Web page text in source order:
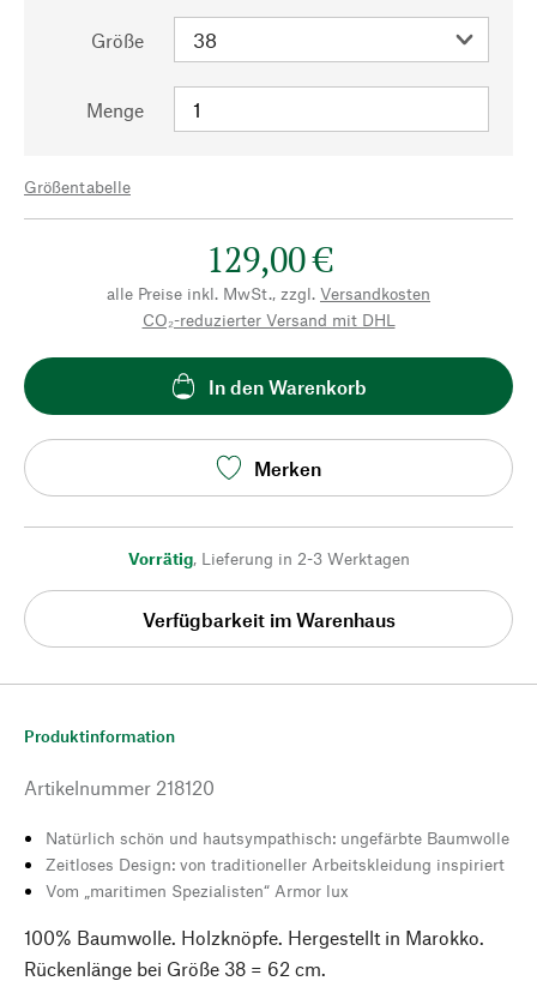
Größe
Menge
Größentabelle
129,00 €
alle Preise inkl. MwSt., zzgl. Versandkosten
CO₂-reduzierter Versand mit DHL
In den Warenkorb
Merken
Vorrätig, Lieferung in 2-3 Werktagen
Verfügbarkeit im Warenhaus
Produktinformation
Artikelnummer 218120
Natürlich schön und hautsympathisch: ungefärbte Baumwolle
Zeitloses Design: von traditioneller Arbeitskleidung inspiriert
Vom „maritimen Spezialisten“ Armor lux
100% Baumwolle. Holzknöpfe. Hergestellt in Marokko.
Rückenlänge bei Größe 38 = 62 cm.